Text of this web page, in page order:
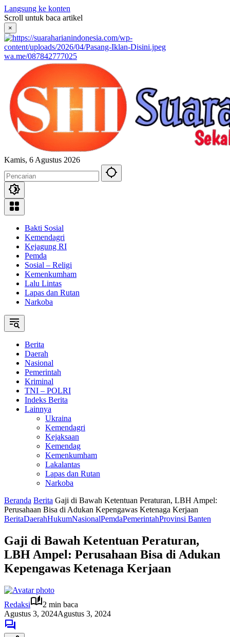
Langsung ke konten
Scroll untuk baca artikel
×
wa.me/087842777025
Kamis, 6 Agustus 2026
Bakti Sosial
Kemendagri
Kejagung RI
Pemda
Sosial – Religi
Kemenkumham
Lalu Lintas
Lapas dan Rutan
Narkoba
Berita
Daerah
Nasional
Pemerintah
Kriminal
TNI – POLRI
Indeks Berita
Lainnya
Ukraina
Kemendagri
Kejaksaan
Kemendag
Kemenkumham
Lakalantas
Lapas dan Rutan
Narkoba
Beranda Berita Gaji di Bawah Ketentuan Peraturan, LBH Ampel:
Perusahaan Bisa di Adukan Kepengawas Ketenaga Kerjaan
BeritaDaerahHukumNasionalPemdaPemerintahProvinsi Banten
Gaji di Bawah Ketentuan Peraturan,
LBH Ampel: Perusahaan Bisa di Adukan
Kepengawas Ketenaga Kerjaan
Redaksi
2 min baca
Agustus 3, 2024Agustus 3, 2024